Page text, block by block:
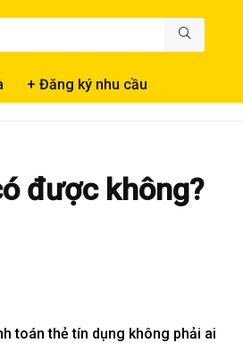
+ Đăng ký nhu cầu
được không?
toán thẻ tín dụng không phải ai